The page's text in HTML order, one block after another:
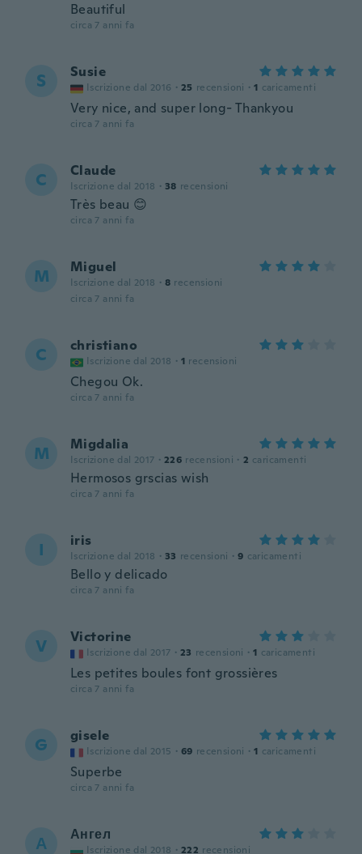
Beautiful
circa 7 anni fa
S Susie
Iscrizione dal 2016 · 25 recensioni · 1 caricamenti
Very nice, and super long- Thankyou
circa 7 anni fa
C Claude
Iscrizione dal 2018 · 38 recensioni
Très beau 😊
circa 7 anni fa
M Miguel
Iscrizione dal 2018 · 8 recensioni
circa 7 anni fa
C christiano
Iscrizione dal 2018 · 1 recensioni
Chegou Ok.
circa 7 anni fa
M Migdalia
Iscrizione dal 2017 · 226 recensioni · 2 caricamenti
Hermosos grscias wish
circa 7 anni fa
I iris
Iscrizione dal 2018 · 33 recensioni · 9 caricamenti
Bello y delicado
circa 7 anni fa
V Victorine
Iscrizione dal 2017 · 23 recensioni · 1 caricamenti
Les petites boules font grossières
circa 7 anni fa
G gisele
Iscrizione dal 2015 · 69 recensioni · 1 caricamenti
Superbe
circa 7 anni fa
А Ангел
Iscrizione dal 2018 · 222 recensioni